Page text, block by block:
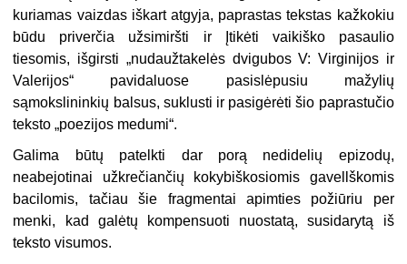
kuriamas vaizdas iškart atgyja, pa­prastas tekstas kažkokiu
būdu pri­verčia užsimiršti ir Įtikėti vaikiško pasaulio
tiesomis, išgirsti „nudaužtakelės dvigubos V: Virginijos ir
Va­lerijos“ pavidaluose pasislėpusiu mažylių
sąmokslininkių balsus, su­klusti ir pasigėrėti šio paprastučio
teksto „poezijos medumi“.
Galima būtų patelkti dar porą ne­didelių epizodų,
neabejotinai užkre­čiančių kokybiškosiomis gavellškomis
bacilomis, tačiau šie fragmentai apimties požiūriu per
menki, kad galėtų kompensuoti nuostatą, susi­darytą iš
teksto visumos.